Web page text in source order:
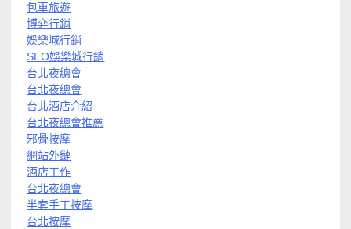
包車旅遊
博弈行銷
娛樂城行銷
SEO娛樂城行銷
台北夜總會
台北夜總會
台北酒店介紹
台北夜總會推薦
邪骨按摩
網站外鏈
酒店工作
台北夜總會
半套手工按摩
台北按摩